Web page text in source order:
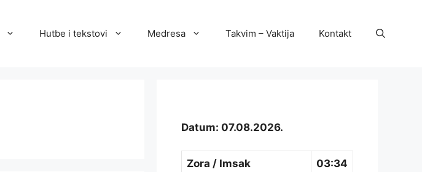
Hutbe i tekstovi Medresa Takvim – Vaktija Kontakt
Datum: 07.08.2026.
Zora / Imsak 03:34